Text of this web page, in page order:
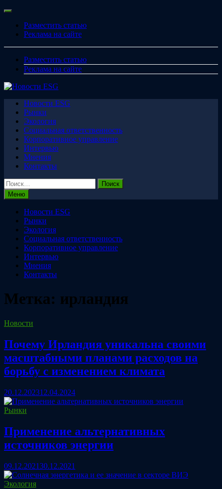
Перейти
содержимому
Меню
Разместить статью
Реклама на сайте
Разместить статью
Реклама на сайте
Новости ESG
Рынки
Экология
Социальная ответственность
Корпоративное управление
Интервью
Мнения
Контакты
Найти:
Меню
Новости ESG
Рынки
Экология
Социальная ответственность
Корпоративное управление
Интервью
Мнения
Контакты
Метка: ирландия
Новости
Почему Ирландия уникальна своими
масштабными планами расходов на
борьбу с изменением климата
20.12.202312.04.2024
Рынки
Применение альтернативных
источников энергии
09.12.202130.12.2021
Экология